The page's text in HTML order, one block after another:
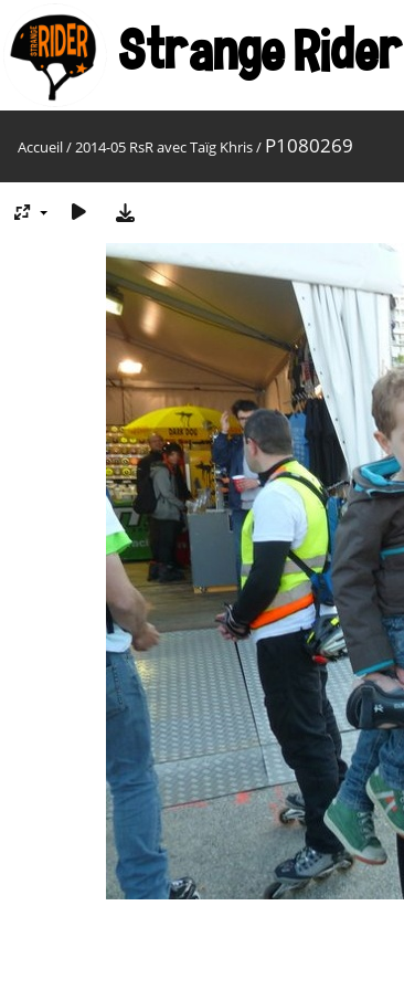
Strange Rider
Accueil/2014-05 RsR avec Taïg Khris/ P1080269